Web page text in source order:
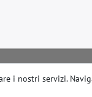
Prodotti originali
i nostri servizi.